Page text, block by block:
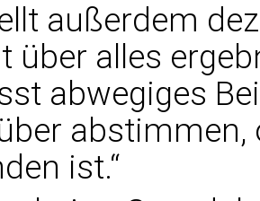
außerdem
über alles
abwegiges
abstimmen,
ist.“